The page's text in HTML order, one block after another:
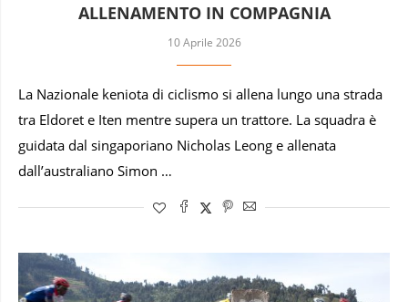
ALLENAMENTO IN COMPAGNIA
10 Aprile 2026
La Nazionale keniota di ciclismo si allena lungo una strada
tra Eldoret e Iten mentre supera un trattore. La squadra è
guidata dal singaporiano Nicholas Leong e allenata
dall’australiano Simon …